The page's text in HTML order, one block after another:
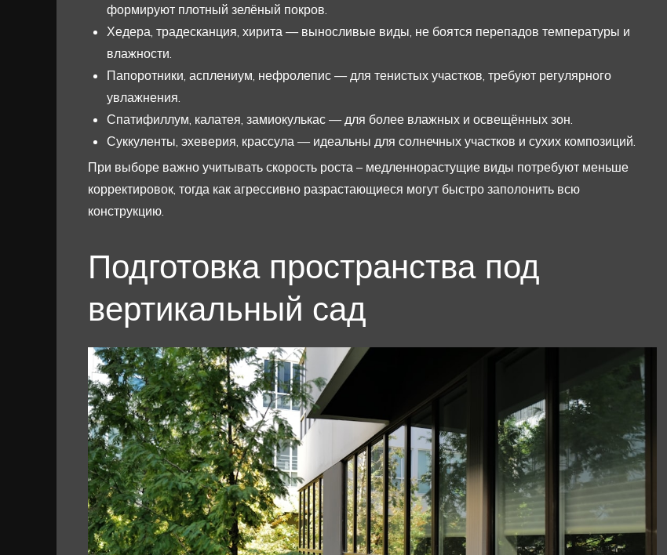
формируют плотный зелёный покров.
Хедера, традесканция, хирита — выносливые виды, не боятся перепадов температуры и
влажности.
Папоротники, асплениум, нефролепис — для тенистых участков, требуют регулярного
увлажнения.
Спатифиллум, калатея, замиокулькас — для более влажных и освещённых зон.
Суккуленты, эхеверия, крассула — идеальны для солнечных участков и сухих композиций.
При выборе важно учитывать скорость роста – медленнорастущие виды потребуют меньше
корректировок, тогда как агрессивно разрастающиеся могут быстро заполонить всю
конструкцию.
Подготовка пространства под
вертикальный сад